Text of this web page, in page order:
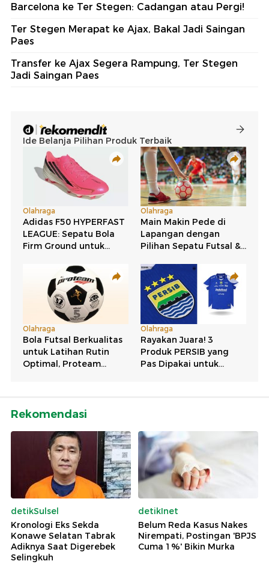
Barcelona ke Ter Stegen: Cadangan atau Pergi!
Ter Stegen Merapat ke Ajax, Bakal Jadi Saingan
Paes
Transfer ke Ajax Segera Rampung, Ter Stegen
Jadi Saingan Paes
Rekomendasi
detikSulsel
Kronologi Eks Sekda
Konawe Selatan Tabrak
Adiknya Saat Digerebek
Selingkuh
detikInet
Belum Reda Kasus Nakes
Nirempati, Postingan 'BPJS
Cuma 1%' Bikin Murka